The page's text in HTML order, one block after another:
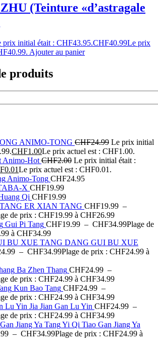
(Teinture «d’astragale
prix initial était : CHF43.95.CHF40.99Le prix
Ajouter au panier
produits
ANIMO-TONG CHF24.99 Le prix initial
CHF1.00Le prix actuel est : CHF1.00.
Animo-Hot CHF2.00 Le prix initial était :
0.01Le prix actuel est : CHF0.01.
Animo-Tong CHF24.95
X CHF19.99
Qi CHF19.99
ER XIAN TANG CHF19.99 –
de prix : CHF19.99 à CHF26.99
Gui Pi Tang CHF19.99 – CHF34.99Plage de
à CHF34.99
DANG GUI BU XUE
– CHF34.99Plage de prix : CHF24.99 à
Ba Zhen Thang CHF24.99 –
de prix : CHF24.99 à CHF34.99
Kun Bao Tang CHF24.99 –
de prix : CHF24.99 à CHF34.99
Jia Jian Gan Lu Yin CHF24.99 –
de prix : CHF24.99 à CHF34.99
Yi Qi Tiao Gan Jiang Ya
– CHF34.99Plage de prix : CHF24.99 à